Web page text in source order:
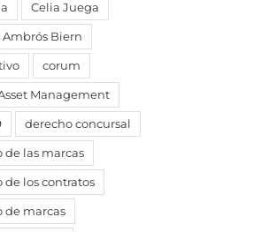
Celia Juega
Biern
corum
Management
derecho concursal
de las marcas
de los contratos
de marcas